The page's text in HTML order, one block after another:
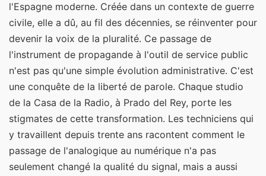
l'Espagne moderne. Créée dans un contexte de guerre
civile, elle a dû, au fil des décennies, se réinventer pour
devenir la voix de la pluralité. Ce passage de
l'instrument de propagande à l'outil de service public
n'est pas qu'une simple évolution administrative. C'est
une conquête de la liberté de parole. Chaque studio
de la Casa de la Radio, à Prado del Rey, porte les
stigmates de cette transformation. Les techniciens qui
y travaillent depuis trente ans racontent comment le
passage de l'analogique au numérique n'a pas
seulement changé la qualité du signal, mais a aussi